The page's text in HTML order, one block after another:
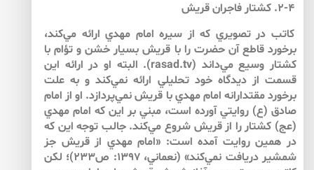
۲-۴. كشتار فاجران قريش
كاتب در تصويري كه از سيره امام مهدي ارائه مي‌كند،
برخورد قاطع آن حضرت را با قريش بسيار خشن و تؤام با
كشتار وسيع مي‌داند (rasad.tv). البته او در ارائه اين
قسمت از ديدگاه خود تحليلي ارائه نمي‌كند و به علت
برخورد مقتدارانه امام مهدي با قريش نمي‌پردازد. او از امام
صادق (ع) روايتي آورده است، مبني بر اين كه امام مهدي
(عج) كشتار را از قريش شروع مي‌كند. جالب توجه اين كه
در همين روايت آمده است: «امام مهدي از قريش جز
شمشير دريافت نمي‌كند» (نعماني، 1397: ص233)؛ لكن